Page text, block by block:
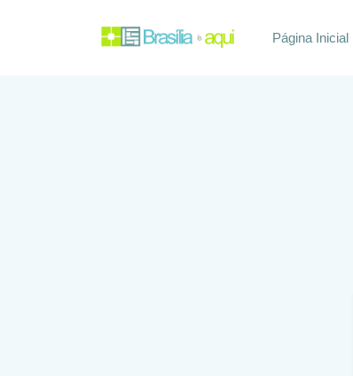
Página Inicial